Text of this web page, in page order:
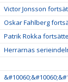
Victor Jonsson
Oskar Fahlberg
Patrik Rokka
Herrarnas